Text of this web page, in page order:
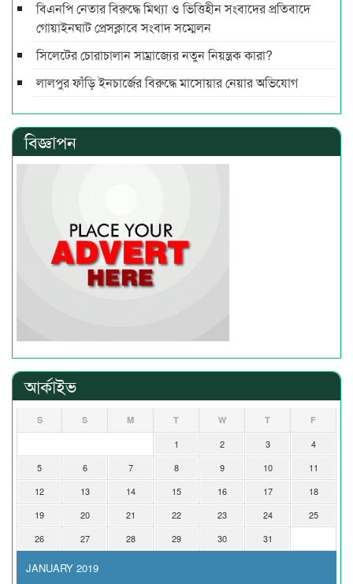
বিএনপি নেতার বিরুদ্ধে মিথ্যা ও ভিত্তিহীন সংবাদের প্রতিবাদে
গোয়াইনঘাট প্রেসক্লাবে সংবাদ সম্মেলন
সিলেটের চোরাচালান সাম্রাজ্যের নতুন নিয়ন্ত্রক কারা?
লালপুর ফাঁড়ি ইনচার্জের বিরুদ্ধে মাসোয়ার নেয়ার অভিযোগ
বিজ্ঞাপন
আর্কাইভ
JANUARY 2019
S S M T W T F
1 2 3
4
5
6 7 8 9 10
11
12
13 14 15 16 17
18
19
20 21 22 23 24
25
26
27 28 29 30 31